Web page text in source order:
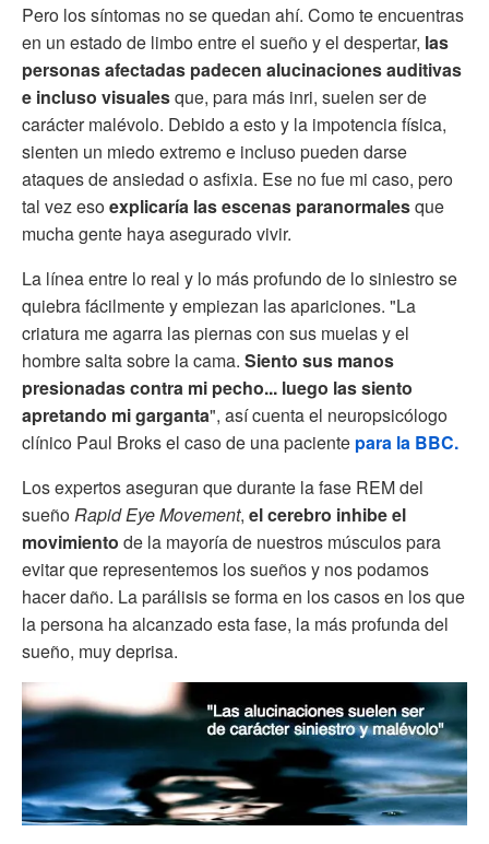
Pero los síntomas no se quedan ahí. Como te encuentras
en un estado de limbo entre el sueño y el despertar, las
personas afectadas padecen alucinaciones auditivas
e incluso visualesque, para más inri, suelen ser de
carácter malévolo. Debido a esto y la impotencia física,
sienten un miedo extremo e incluso pueden darse
ataques de ansiedad o asfixia. Ese no fue mi caso, pero
tal vez esoexplicaría las escenas paranormalesque
mucha gente haya asegurado vivir.
La línea entre lo real y lo más profundo de lo siniestro se
quiebra fácilmente y empiezan las apariciones. "La
criatura me agarra las piernas con sus muelas y el
hombre salta sobre la cama. Siento sus manos
presionadas contra mi pecho... luego las siento
apretando mi garganta", así cuenta el neuropsicólogo
clínico Paul Broks el caso de una paciente para la BBC.
Los expertos aseguran que durante la fase REM del
sueño Rapid Eye Movement, el cerebro inhibe el
movimiento de la mayoría de nuestros músculos para
evitar que representemos los sueños y nos podamos
hacer daño. La parálisis se forma en los casos en los que
la persona ha alcanzado esta fase, la más profunda del
sueño, muy deprisa.